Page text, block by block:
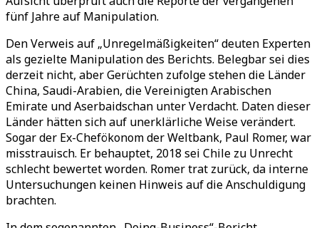
fünf Jahre auf Manipulation.
Den Verweis auf „Unregelmäßigkeiten“ deuten Experten
als gezielte Manipulation des Berichts. Belegbar sei dies
derzeit nicht, aber Gerüchten zufolge stehen die Länder
China, Saudi-Arabien, die Vereinigten Arabischen
Emirate und Aserbaidschan unter Verdacht. Daten dieser
Länder hätten sich auf unerklärliche Weise verändert.
Sogar der Ex-Chefökonom der Weltbank, Paul Romer, war
misstrauisch. Er behauptet, 2018 sei Chile zu Unrecht
schlecht bewertet worden. Romer trat zurück, da interne
Untersuchungen keinen Hinweis auf die Anschuldigung
brachten.